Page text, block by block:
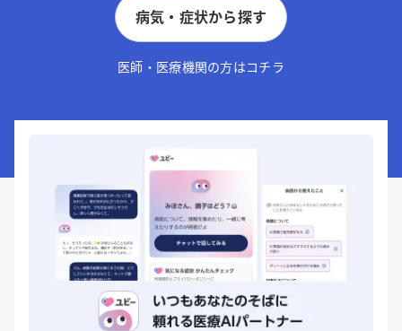
病気・症状から探す
医師・医療機関の方はコチラ